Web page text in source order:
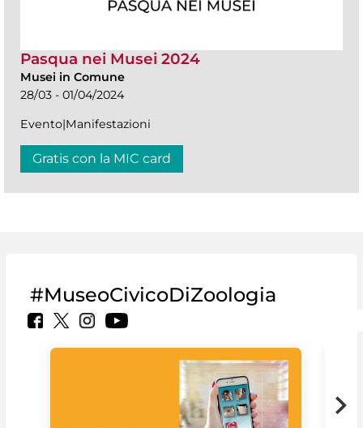
Pasqua nei Musei 2024
Musei in Comune
28/03 - 01/04/2024
Evento|Manifestazioni
Gratis con la MIC card
#MuseoCivicoDiZoologia